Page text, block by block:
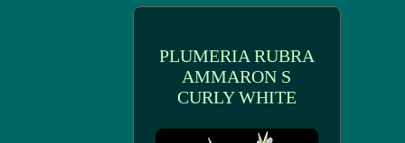
PLUMERIA RUBRA
AMMARON S
CURLY WHITE